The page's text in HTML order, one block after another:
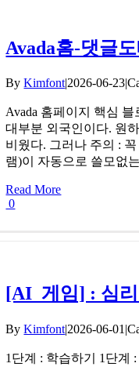
Avada홈-댓글
ByKimfont|2026-06-23|
Avada 홈페이지 핵심
대부분 외국인이다. 원
비웠다. 그러나 주의 :
램)이 자동으로 쓸모없
Read More
0
[AI_게임] : 심
ByKimfont|2026-06-01 |
1단계 : 학습하기 1단계